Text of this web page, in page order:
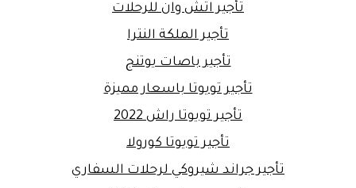
تأجير اتش وان للرحلات
تأجير الملكة النترا
تأجير باصات يوتنج
تأجير تويوتا باسعار مميزة
تأجير تويوتا راش 2022
تأجير تويوتا كورولا
تأجير جراند شيروكي لرحلات السفاري